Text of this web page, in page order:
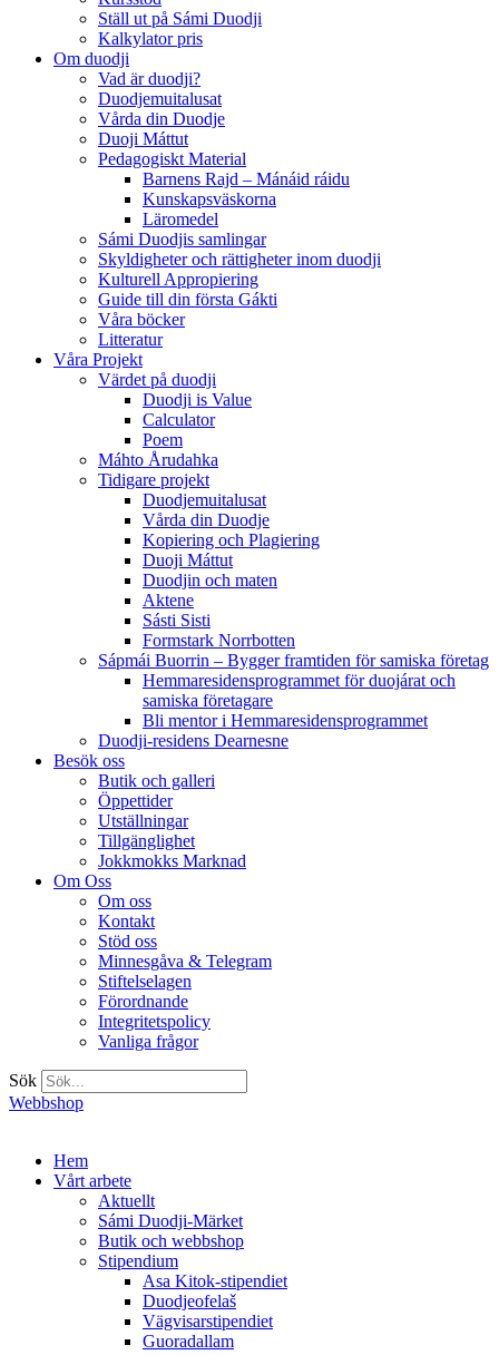
Ställ ut på Sámi Duodji
Kalkylator pris
Om duodji
Vad är duodji?
Duodjemuitalusat
Vårda din Duodje
Duoji Máttut
Pedagogiskt Material
Barnens Rajd – Mánáid ráidu
Kunskapsväskorna
Läromedel
Sámi Duodjis samlingar
Skyldigheter och rättigheter inom duodji
Kulturell Appropiering
Guide till din första Gákti
Våra böcker
Litteratur
Våra Projekt
Värdet på duodji​
Duodji is Value
Calculator
Poem
Máhto Årudahka
Tidigare projekt
Duodjemuitalusat
Vårda din Duodje
Kopiering och Plagiering
Duoji Máttut
Duodjin och maten
Aktene
Sásti Sisti
Formstark Norrbotten
Sápmái Buorrin – Bygger framtiden för samiska företag
Hemmaresidensprogrammet för duojárat och
samiska företagare​
Bli mentor i Hemmaresidensprogrammet
Duodji-residens Dearnesne
Besök oss
Butik och galleri
Öppettider
Utställningar
Tillgänglighet
Jokkmokks Marknad
Om Oss
Om oss
Kontakt
Stöd oss
Minnesgåva & Telegram
Stiftelselagen
Förordnande
Integritetspolicy
Vanliga frågor
Sök
Webbshop
Hem
Vårt arbete
Aktuellt
Sámi Duodji-Märket
Butik och webbshop
Stipendium
Asa Kitok-stipendiet
Duodjeofelaš
Vägvisarstipendiet
Guoradallam